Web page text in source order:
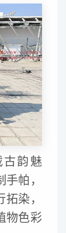
古韵魅
帕，
染，
物色彩